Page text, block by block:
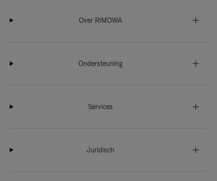
Over RIMOWA
Ondersteuning
Services
Juridisch